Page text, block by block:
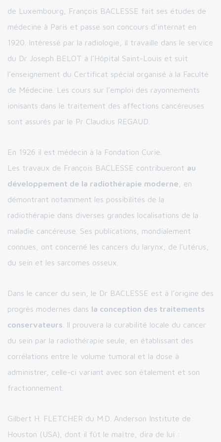
de Luxembourg, François BACLESSE fait ses études de
médecine à Paris et passe son concours d’internat en
1920. Intéressé par la radiologie, il travaille dans le service
du Dr Joseph BELOT à l’Hôpital Saint-Louis et suit
l’enseignement du Certificat spécial organisé à la Faculté
de Médecine. Les cours sur l’emploi des rayonnements
ionisants dans le traitement des affections cancéreuses
sont assurés par le Pr Claudius REGAUD.
En 1926 il est médecin à la Fondation Curie.
Les travaux de François BACLESSE contribueront au
développement de la radiothérapie moderne , en
démontrant notamment les possibilités de la
radiothérapie dans diverses grandes localisations de la
maladie cancéreuse. Ses publications, mondialement
connues, ont concerné les cancers du larynx, de l’utérus,
du sein et les sarcomes osseux.
Dans le cancer du sein, le Dr BACLESSE est à l’origine des
progrès modernes dans la conception des traitements
conservateurs . Il prouvera la curabilité locale du cancer
du sein par la radiothérapie seule, en établissant des
corrélations entre le volume tumoral et la dose à
administrer, celle-ci variant avec son étalement et son
fractionnement.
Gilbert H. FLETCHER du M.D. Anderson Institute de
Houston (USA), dont il fût le maître, dira de lui :